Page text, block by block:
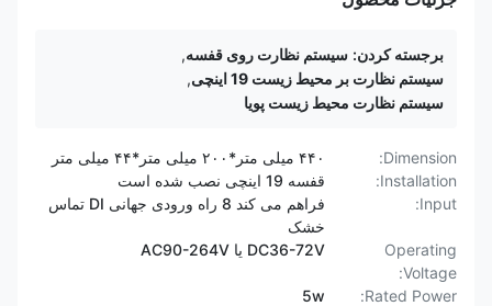
برجسته کردن: سیستم نظارت روی قفسه,
سیستم نظارت بر محیط زیست 19 اینچی
,
سیستم نظارت محیط زیست پویا
Dimension:
۴۴۰ میلی متر*۲۰۰ میلی متر*۴۴ میلی متر
Installation:
قفسه 19 اینچی نصب شده است
Input:
فراهم می کند 8 راه ورودی جهانی DI تماس
خشک
Operating
Voltage:
DC36-72V یا AC90-264V
Rated Power:
5w